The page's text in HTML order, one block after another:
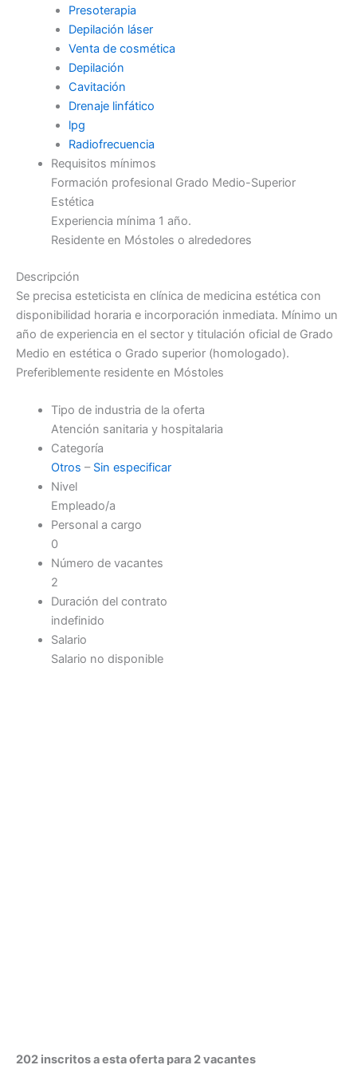
Presoterapia
Depilación láser
Venta de cosmética
Depilación
Cavitación
Drenaje linfático
lpg
Radiofrecuencia
Requisitos mínimos
Formación profesional Grado Medio-Superior
Estética
Experiencia mínima 1 año.
Residente en Móstoles o alrededores
Descripción
Se precisa esteticista en clínica de medicina estética con
disponibilidad horaria e incorporación inmediata. Mínimo un
año de experiencia en el sector y titulación oficial de Grado
Medio en estética o Grado superior (homologado).
Preferiblemente residente en Móstoles
Tipo de industria de la oferta
Atención sanitaria y hospitalaria
Categoría
Otros – Sin especificar
Nivel
Empleado/a
Personal a cargo
0
Número de vacantes
2
Duración del contrato
indefinido
Salario
Salario no disponible
202 inscritos a esta oferta para 2 vacantes